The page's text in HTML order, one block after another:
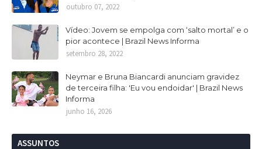
outubro 07, 2022
Vídeo: Jovem se empolga com ‘salto mortal’ e o
pior acontece | Brazil News Informa
setembro 28, 2022
Neymar e Bruna Biancardi anunciam gravidez
de terceira filha: 'Eu vou endoidar' | Brazil News
Informa
junho 16, 2026
ASSUNTOS